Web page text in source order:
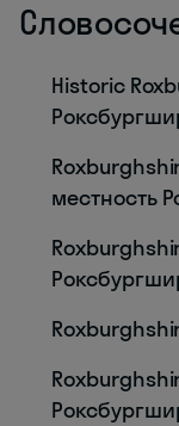
Historic
местность